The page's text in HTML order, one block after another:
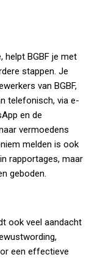
helpt BGBF je met
stappen. Je
van BGBF,
telefonisch, via e-
en de
vermoedens
melden is ook
rapportages, maar
geboden.
ook veel aandacht
een effectieve